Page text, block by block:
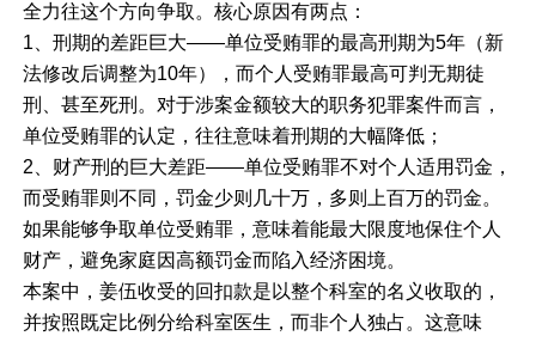
全力往这个方向争取。核心原因有两点：
1、刑期的差距巨大——单位受贿罪的最高刑期为5年（新
法修改后调整为10年），而个人受贿罪最高可判无期徒
刑、甚至死刑。对于涉案金额较大的职务犯罪案件而言，
单位受贿罪的认定，往往意味着刑期的大幅降低；
2、财产刑的巨大差距——单位受贿罪不对个人适用罚金，
而受贿罪则不同，罚金少则几十万，多则上百万的罚金。
如果能够争取单位受贿罪，意味着能最大限度地保住个人
财产，避免家庭因高额罚金而陷入经济困境。
本案中，姜伍收受的回扣款是以整个科室的名义收取的，
并按照既定比例分给科室医生，而非个人独占。这意味